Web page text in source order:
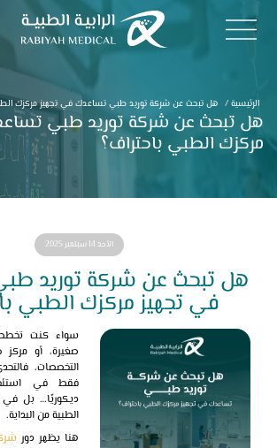
الرئيسية/ هل تبحث عن شركة توريد طبي تساعدك في تجهيز مركزك
هل تبحث عن شركة توريد طبي
مركزك الطبي باحتراف؟
الأحد 14 سبتمبر 2025
هل تبحث عن شركة توريد
في تجهيز مركزك الطبي
سواء كنت
صغيرة، أو
التخصصات،
فقط في
ديكوريًا… بل في
الطبية من البداية.
هنا يظهر دور